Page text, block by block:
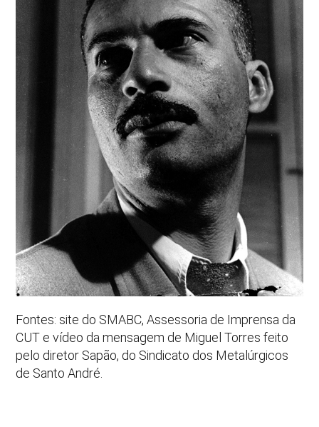
Fontes: site do SMABC, Assessoria de Imprensa da
CUT e vídeo da mensagem de Miguel Torres feito
pelo diretor Sapão, do Sindicato dos Metalúrgicos
de Santo André.